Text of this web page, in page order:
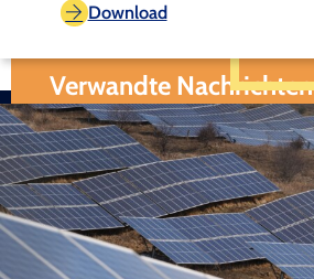
Download
Verwandte Nachrichten